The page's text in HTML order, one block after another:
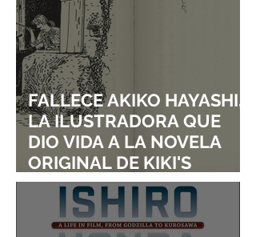
FALLECE AKIKO HAYASHI,
LA ILUSTRADORA QUE
DIO VIDA A LA NOVELA
ORIGINAL DE KIKI'S
DELIVERY SERVICE